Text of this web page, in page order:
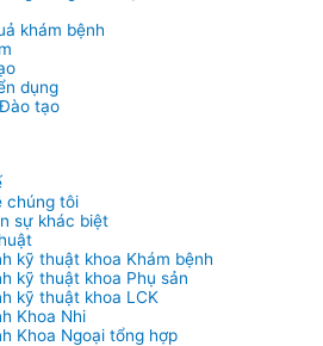
khám bệnh
dụng
tạo
chúng tôi
sự khác biệt
kỹ thuật khoa Khám bệnh
kỹ thuật khoa Phụ sản
kỹ thuật khoa LCK
Khoa Nhi
Khoa Ngoại tổng hợp